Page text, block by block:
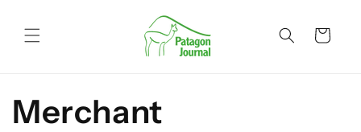
al contenido
Carrito
Merchant